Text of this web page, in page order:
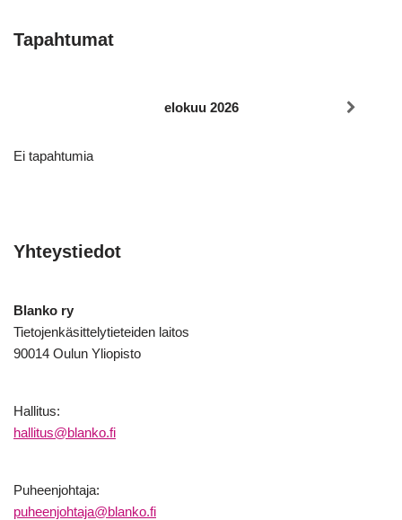
Tapahtumat
elokuu 2026
Ei tapahtumia
Yhteystiedot
Blanko ry
Tietojenkäsittelytieteiden laitos
90014 Oulun Yliopisto
Hallitus:
hallitus@blanko.fi
Puheenjohtaja:
puheenjohtaja@blanko.fi